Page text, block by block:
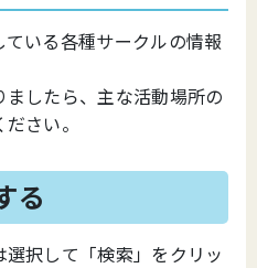
いる各種サークルの情報
したら、主な活動場所の
さい。
る
択して「検索」をクリッ